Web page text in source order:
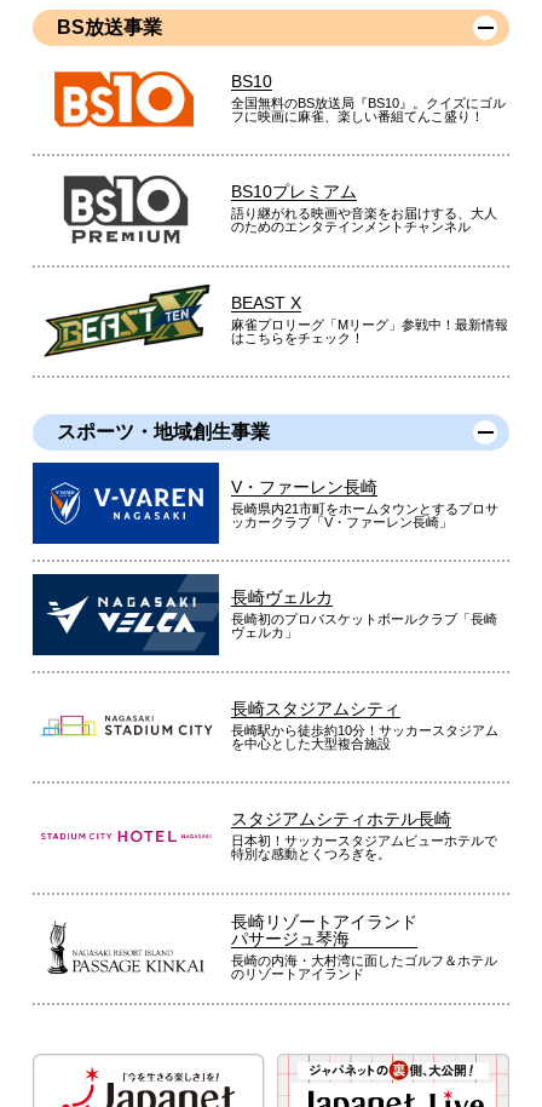
BS放送事業
BS10
全国無料のBS放送局『BS10』。クイズにゴル
フに映画に麻雀、楽しい番組てんこ盛り！
BS10プレミアム
語り継がれる映画や音楽をお届けする、大人
のためのエンタテインメントチャンネル
BEAST X
麻雀プロリーグ「Mリーグ」参戦中！最新情報
はこちらをチェック！
スポーツ・地域創生事業
V・ファーレン長崎
長崎県内21市町をホームタウンとするプロサ
ッカークラブ「V・ファーレン長崎」
長崎ヴェルカ
長崎初のプロバスケットボールクラブ「長崎
ヴェルカ」
長崎スタジアムシティ
長崎駅から徒歩約10分！サッカースタジアム
を中心とした大型複合施設
スタジアムシティホテル長崎
日本初！サッカースタジアムビューホテルで
特別な感動とくつろぎを。
長崎リゾートアイランド
パサージュ琴海
長崎の内海・大村湾に面したゴルフ＆ホテル
のリゾートアイランド